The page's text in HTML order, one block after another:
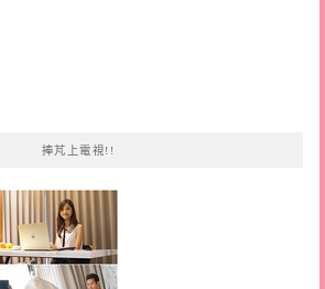
捧芃上電視!!